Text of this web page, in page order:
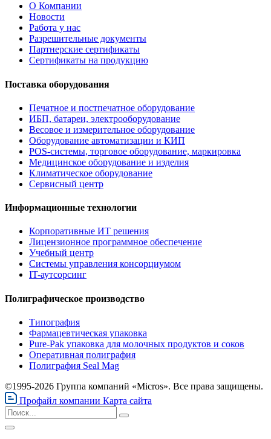
О Компании
Новости
Работа у нас
Разрешительные документы
Партнерские сертификаты
Сертификаты на продукцию
Поставка оборудования
Печатное и постпечатное оборудование
ИБП, батареи, электрооборудование
Весовое и измерительное оборудование
Оборудование автоматизации и КИП
POS-системы, торговое оборудование, маркировка
Медицинское оборудование и изделия
Климатическое оборудование
Сервисный центр
Информационные технологии
Корпоративные ИТ решения
Лицензионное программное обеспечение
Учебный центр
Системы управления консорциумом
IT-аутсорсинг
Полиграфическое производство
Типография
Фармацевтическая упаковка
Pure-Pak упаковка для молочных продуктов и соков
Оперативная полиграфия
Полиграфия Seal Mag
©1995-2026 Группа компаний «Micros». Все права защищены.
Профайл компании Карта сайта